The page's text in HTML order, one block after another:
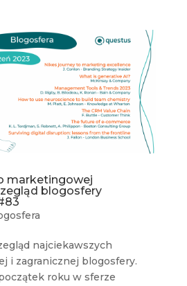
marketingowej
blogosfery
najciekawszych
i zagranicznej blogosfery.
roku w sferze